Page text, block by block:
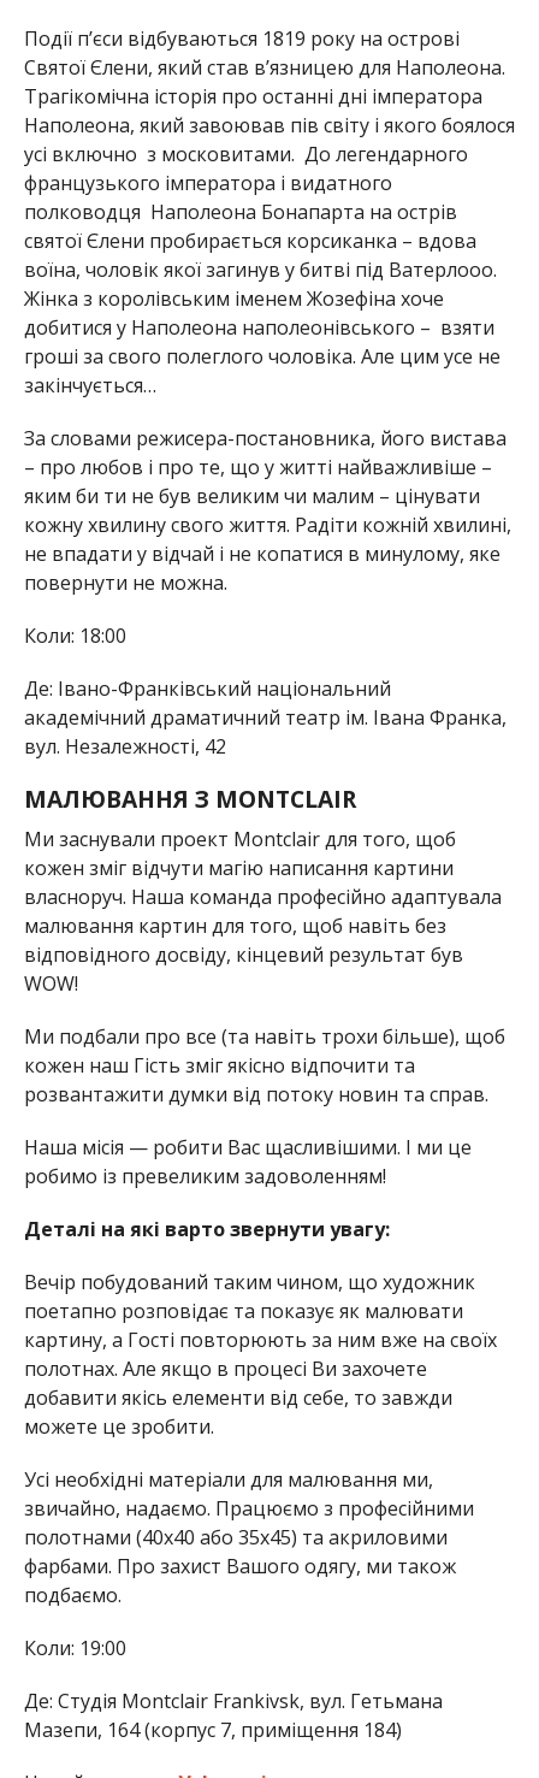
Події п’єси відбуваються 1819 року на острові
Святої Єлени, який став в’язницею для Наполеона.
Трагікомічна історія про останні дні імператора
Наполеона, який завоював пів світу і якого боялося
усі включно з московитами. До легендарного
французького імператора і видатного
полководця Наполеона Бонапарта на острів
святої Єлени пробирається корсиканка – вдова
воїна, чоловік якої загинув у битві під Ватерлооо.
Жінка з королівським іменем Жозефіна хоче
добитися у Наполеона наполеонівського – взяти
гроші за свого полеглого чоловіка. Але цим усе не
закінчується…
За словами режисера-постановника, його вистава
– про любов і про те, що у житті найважливіше –
яким би ти не був великим чи малим – цінувати
кожну хвилину свого життя. Радіти кожній хвилині,
не впадати у відчай і не копатися в минулому, яке
повернути не можна.
Коли: 18:00
Де: Івано-Франківський національний
академічний драматичний театр ім. Івана Франка,
вул. Незалежності, 42
МАЛЮВАННЯ З MONTCLAIR
Ми заснували проект Montclair для того, щоб
кожен зміг відчути магію написання картини
власноруч. Наша команда професійно адаптувала
малювання картин для того, щоб навіть без
відповідного досвіду, кінцевий результат був
WOW!
Ми подбали про все (та навіть трохи більше), щоб
кожен наш Гість зміг якісно відпочити та
розвантажити думки від потоку новин та справ.
Наша місія — робити Вас щасливішими. І ми це
робимо із превеликим задоволенням!
Деталі на які варто звернути увагу:
Вечір побудований таким чином, що художник
поетапно розповідає та показує як малювати
картину, а Гості повторюють за ним вже на своїх
полотнах. Але якщо в процесі Ви захочете
добавити якісь елементи від себе, то завжди
можете це зробити.
Усі необхідні матеріали для малювання ми,
звичайно, надаємо. Працюємо з професійними
полотнами (40х40 або 35х45) та акриловими
фарбами. Про захист Вашого одягу, ми також
подбаємо.
Коли: 19:00
Де: Студія Montclair Frankivsk, вул. Гетьмана
Мазепи, 164 (корпус 7, приміщення 184)